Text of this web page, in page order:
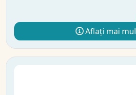
Aflați mai